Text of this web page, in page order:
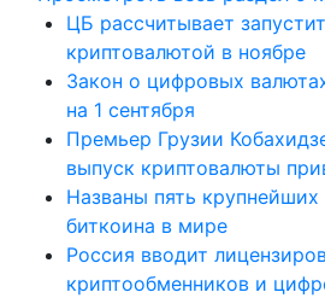
ЦБ рассчитывает
криптовалютой в ноябре
Закон о цифровых
на 1 сентября
Премьер Грузии
выпуск криптовалюты
Названы пять крупнейших
биткоина в мире
Россия вводит
криптообменников и